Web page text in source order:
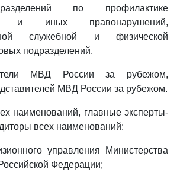
по профилактике
и иных правонарушений,
служебной и физической
подразделений.
МВД России за рубежом,
МВД России за рубежом.
наименований, главные эксперты-
всех наименований:
управления Министерства
Федерации;